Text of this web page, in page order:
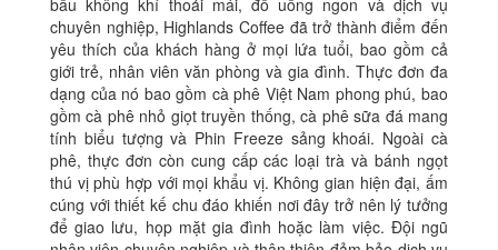
bầu không khí thoải mái, đồ uống ngon và dịch vụ
chuyên nghiệp, Highlands Coffee đã trở thành điểm đến
yêu thích của khách hàng ở mọi lứa tuổi, bao gồm cả
giới trẻ, nhân viên văn phòng và gia đình. Thực đơn đa
dạng của nó bao gồm cà phê Việt Nam phong phú, bao
gồm cà phê nhỏ giọt truyền thống, cà phê sữa đá mang
tính biểu tượng và Phin Freeze sảng khoái. Ngoài cà
phê, thực đơn còn cung cấp các loại trà và bánh ngọt
thú vị phù hợp với mọi khẩu vị. Không gian hiện đại, ấm
cúng với thiết kế chu đáo khiến nơi đây trở nên lý tưởng
để giao lưu, họp mặt gia đình hoặc làm việc. Đội ngũ